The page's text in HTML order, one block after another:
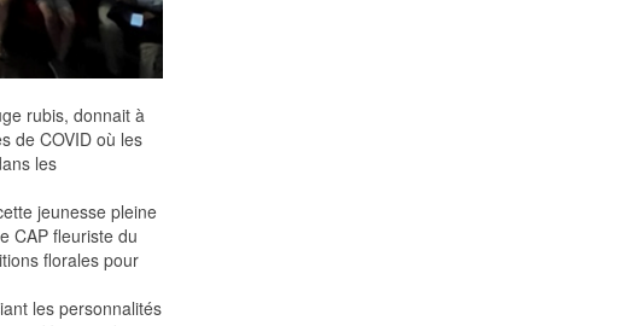
rubis, donnait à
de COVID où les
les
jeunesse pleine
CAP fleuriste du
florales pour
les personnalités